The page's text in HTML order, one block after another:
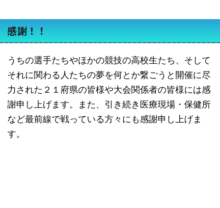
感謝！！
うちの選手たちやほかの競技の高校生たち、そして
それに関わる人たちの夢を何とか繋ごうと開催に尽
力された２１府県の皆様や大会関係者の皆様には感
謝申し上げます。また、引き続き医療現場・保健所
など最前線で戦っている方々にも感謝申し上げま
す。